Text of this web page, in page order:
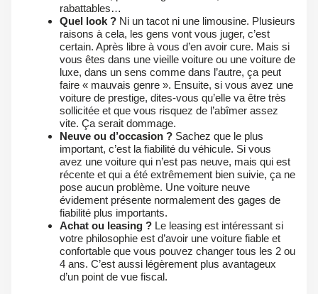
rabattables…
Quel look ? Ni un tacot ni une limousine. Plusieurs
raisons à cela, les gens vont vous juger, c’est
certain. Après libre à vous d’en avoir cure. Mais si
vous êtes dans une vieille voiture ou une voiture de
luxe, dans un sens comme dans l’autre, ça peut
faire « mauvais genre ». Ensuite, si vous avez une
voiture de prestige, dites-vous qu’elle va être très
sollicitée et que vous risquez de l’abîmer assez
vite. Ça serait dommage.
Neuve ou d’occasion ? Sachez que le plus
important, c’est la fiabilité du véhicule. Si vous
avez une voiture qui n’est pas neuve, mais qui est
récente et qui a été extrêmement bien suivie, ça ne
pose aucun problème. Une voiture neuve
évidement présente normalement des gages de
fiabilité plus importants.
Achat ou leasing ? Le leasing est intéressant si
votre philosophie est d’avoir une voiture fiable et
confortable que vous pouvez changer tous les 2 ou
4 ans. C’est aussi légèrement plus avantageux
d’un point de vue fiscal.